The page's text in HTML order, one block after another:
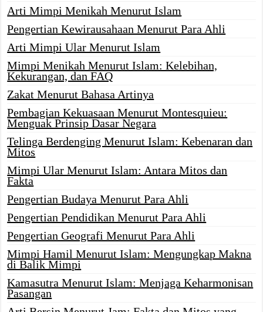
Arti Mimpi Menikah Menurut Islam
Pengertian Kewirausahaan Menurut Para Ahli
Arti Mimpi Ular Menurut Islam
Mimpi Menikah Menurut Islam: Kelebihan,
Kekurangan, dan FAQ
Zakat Menurut Bahasa Artinya
Pembagian Kekuasaan Menurut Montesquieu:
Menguak Prinsip Dasar Negara
Telinga Berdenging Menurut Islam: Kebenaran dan
Mitos
Mimpi Ular Menurut Islam: Antara Mitos dan
Fakta
Pengertian Budaya Menurut Para Ahli
Pengertian Pendidikan Menurut Para Ahli
Pengertian Geografi Menurut Para Ahli
Mimpi Hamil Menurut Islam: Mengungkap Makna
di Balik Mimpi
Kamasutra Menurut Islam: Menjaga Keharmonisan
Pasangan